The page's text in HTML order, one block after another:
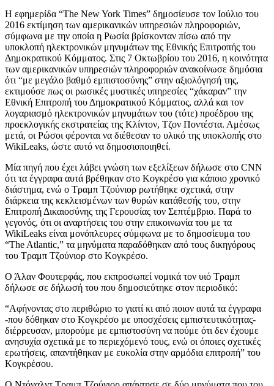
Η εφημερίδα “The New York Times” δημοσίευσε τον Ιούλιο του
2016 εκτίμηση των αμερικανικών υπηρεσιών πληροφοριών,
σύμφωνα με την οποία η Ρωσία βρίσκονταν πίσω από την
υποκλοπή ηλεκτρονικών μηνυμάτων της Εθνικής Επιτροπής του
Δημοκρατικού Κόμματος. Στις 7 Οκτωβρίου του 2016, η κοινότητα
των αμερικανικών υπηρεσιών πληροφοριών ανακοίνωσε δημόσια
ότι “με μεγάλο βαθμό εμπιστοσύνης” στην αξιολόγησή της,
εκτιμούσε πως οι ρωσικές μυστικές υπηρεσίες “χάκαραν” την
Εθνική Επιτροπή του Δημοκρατικού Κόμματος, αλλά και τον
λογαριασμό ηλεκτρονικών μηνυμάτων του (τότε) προέδρου της
προεκλογικής εκστρατείας της Κλίντον, Τζον Ποντέστα. Αμέσως
μετά, οι Ρώσοι φέρονται να διέθεσαν το υλικό της υποκλοπής στο
WikiLeaks, ώστε αυτό να δημοσιοποιηθεί.
Μία πηγή που έχει λάβει γνώση των εξελίξεων δήλωσε στο CNN
ότι τα έγγραφα αυτά βρέθηκαν στο Κογκρέσο για κάποιο χρονικό
διάστημα, ενώ ο Τραμπ Τζούνιορ ρωτήθηκε σχετικά, στην
διάρκεια της κεκλεισμένων των θυρών κατάθεσής του, στην
Επιτροπή Δικαιοσύνης της Γερουσίας τον Σεπτέμβριο. Παρά το
γεγονός, ότι οι αναρτήσεις του στην επικοινωνία του με τα
WikiLeaks είναι μονόπλευρες σύμφωνα με το δημοσίευμα του
“The Atlantic,” τα μηνύματα παραδόθηκαν από τους δικηγόρους
του Τραμπ Τζούνιορ στο Κογκρέσο.
Ο Άλαν Φουτερφάς, που εκπροσωπεί νομικά τον υιό Τραμπ
δήλωσε σε δήλωσή του που δημοσιεύτηκε στον περιοδικό:
“Αφήνοντας στο περιθώριο το γιατί κι από ποιον αυτά τα έγγραφα
-που δόθηκαν στο Κογκρέσο με υποσχέσεις εμπιστευτικότητας-
διέρρευσαν, μπορούμε με εμπιστοσύνη να πούμε ότι δεν έχουμε
ανησυχία σχετικά με το περιεχόμενό τους, ενώ οι όποιες σχετικές
ερωτήσεις, απαντήθηκαν με ευκολία στην αρμόδια επιτροπή” του
Κογκρέσου.